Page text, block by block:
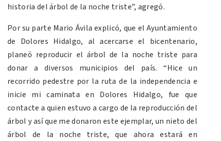
historia del árbol de la noche triste”, agregó.
Por su parte Mario Ávila explicó, que el Ayuntamiento
de Dolores Hidalgo, al acercarse el bicentenario,
planeó reproducir el árbol de la noche triste para
donar a diversos municipios del país. “Hice un
recorrido pedestre por la ruta de la independencia e
inicie mi caminata en Dolores Hidalgo, fue que
contacte a quien estuvo a cargo de la reproducción del
árbol y así que me donaron este ejemplar, un nieto del
árbol de la noche triste, que ahora estará en